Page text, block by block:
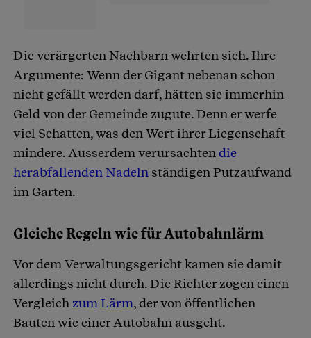
Die verärgerten Nachbarn wehrten sich. Ihre
Argumente: Wenn der Gigant nebenan schon
nicht gefällt werden darf, hätten sie immerhin
Geld von der Gemeinde zugute. Denn er werfe
viel Schatten, was den Wert ihrer Liegenschaft
mindere. Ausserdem verursachtendie
herabfallenden Nadeln ständigen Putzaufwand
im Garten.
Gleiche Regeln wie für Autobahnlärm
Vor dem Verwaltungsgericht kamen sie damit
allerdings nicht durch. Die Richter zogen einen
Vergleichzum Lärm, der von öffentlichen
Bauten wie einer Autobahn ausgeht.